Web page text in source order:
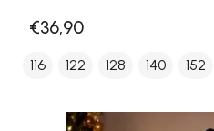
€36,90
116 122 128 140 152